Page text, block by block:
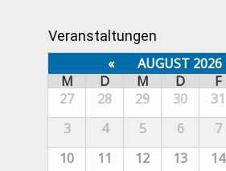
Veranstaltungen
« AUGUST 2026
M
D M D F
27
28 29 30 31
3
4 5 6 7
10
11 12 13 14